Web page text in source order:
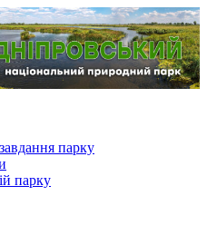
парку
парку